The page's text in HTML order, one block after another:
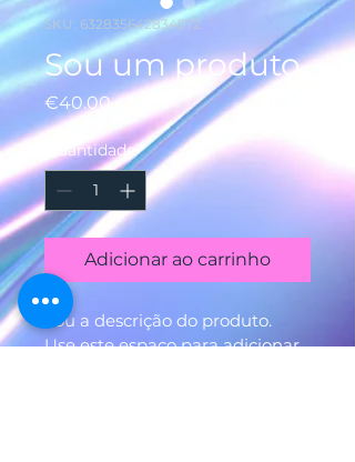
SKU: 632835642834572
Sou um produto
€40.00Preço
Quantidade *
Adicionar ao carrinho
Sou a descrição do produto.
Use este espaço para adicionar